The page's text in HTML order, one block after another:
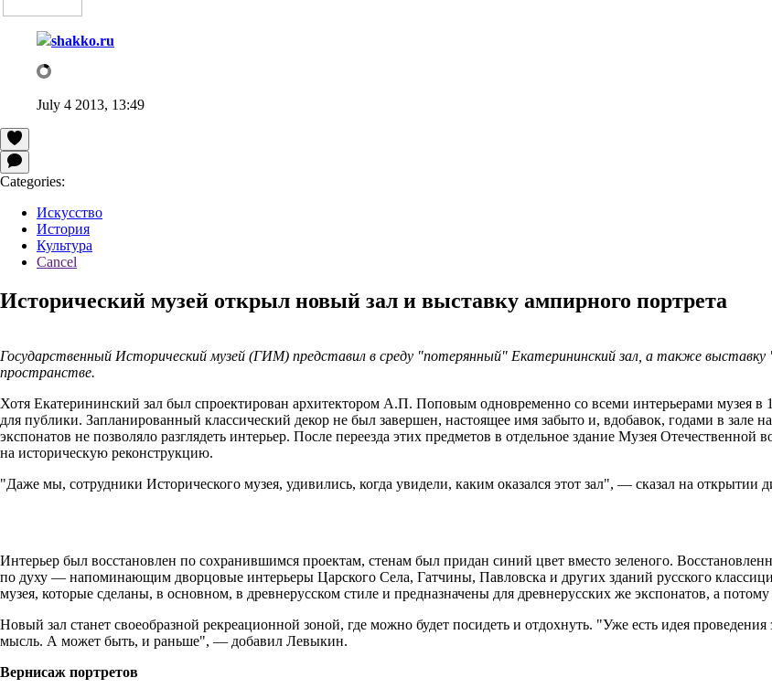
shakko.ru
July 4 2013, 13:49
Categories:
Искусство
История
Культура
Cancel
Исторический музей открыл новый зал и выставку ампирного портрета
Государственный Исторический музей (ГИМ) представил в среду "потерянный" Екатерининский зал, а также
пространстве.
Хотя Екатерининский зал был спроектирован архитектором А.П. Поповым одновременно со всеми интерьерами музея в
для публики. Запланированный классический декор не был завершен, настоящее имя забыто и, вдобавок, годами в зале
экспонатов не позволяло разглядеть интерьер. После переезда этих предметов в отдельное здание Музея
на историческую реконструкцию.
"Даже мы, сотрудники Исторического музея, удивились, когда увидели, каким оказался этот зал", — сказал на
Интерьер был восстановлен по сохранившимся проектам, стенам был придан синий цвет вместо зеленого.
по духу — напоминающим дворцовые интерьеры Царского Села, Гатчины, Павловска и других зданий русского
музея, которые сделаны, в основном, в древнерусском стиле и предназначены для древнерусских же экспонатов, а
Новый зал станет своеобразной рекреационной зоной, где можно будет посидеть и отдохнуть. "Уже есть идея
мысль. А может быть, и раньше", — добавил Левыкин.
Вернисаж портретов